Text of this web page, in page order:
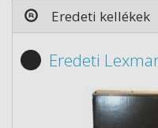
Eredeti kellékek
Eredeti